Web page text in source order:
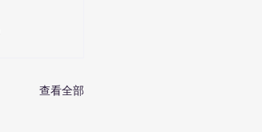
查看全部